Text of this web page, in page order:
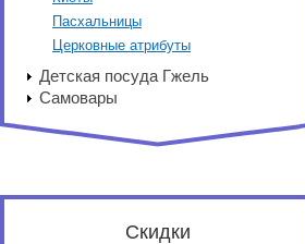
Пасхальницы
Церковные атрибуты
Детская посуда Гжель
Самовары
Скидки